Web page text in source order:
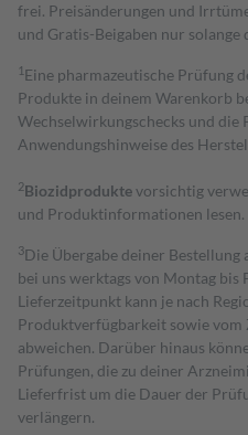
frei. Preisänderungen und
und Gratis-Beigaben nur
1 Eine pharmazeutische Prüfung
Produkte in deinem Warenkorb
Wechselwirkungschecks und die
Anwendungshinweise des
2Biozidproduktevorsichtig
und Produktinformationen lesen.
3Die Übergabe deiner
bei uns werktags von Montag bis
Lieferzeitpunkt kann je nach
Produktverfügbarkeit sowie vom
abweichen. Darüber hinaus
Prüfungen, die zu deiner
Lieferfrist um die Dauer der
verlängern.